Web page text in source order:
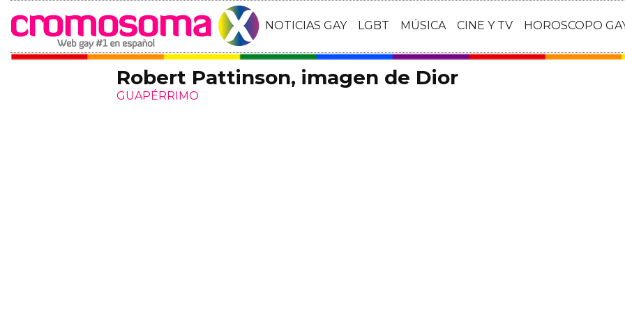
NOTICIAS GAY LGBT MÚSICA CINE Y TV HOROSCOPO
Robert Pattinson, imagen de Dior
GUAPÉRRIMO